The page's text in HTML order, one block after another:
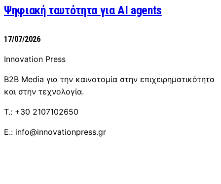
Ψηφιακή ταυτότητα για AI agents
17/07/2026
Innovation Press
B2B Media για την καινοτομία στην επιχειρηματικότητα
και στην τεχνολογία.
T.: +30 2107102650
E.: info@innovationpress.gr